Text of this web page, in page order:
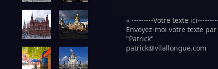
« ---------Votre texte
Envoyez-moi votre texte
"Patrick"
patrick@vilallongue.com